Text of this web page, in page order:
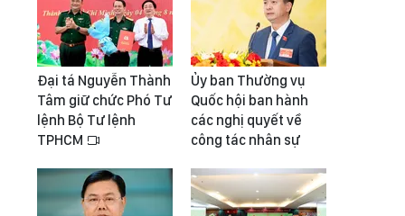
Đại tá Nguyễn Thành
Tâm giữ chức Phó Tư
lệnh Bộ Tư lệnh
TPHCM
Ủy ban Thường vụ
Quốc hội ban hành
các nghị quyết về
công tác nhân sự